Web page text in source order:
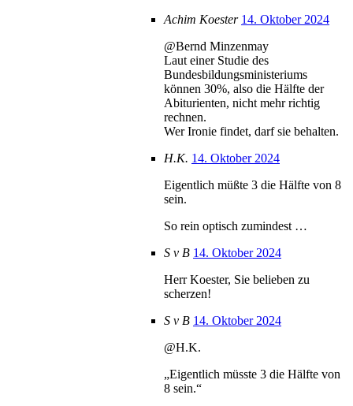
Achim Koester 14. Oktober 2024
@Bernd Minzenmay
Laut einer Studie des
Bundesbildungsministeriums
können 30%, also die Hälfte der
Abiturienten, nicht mehr richtig
rechnen.
Wer Ironie findet, darf sie behalten.
H.K. 14. Oktober 2024
Eigentlich müßte 3 die Hälfte von 8
sein.
So rein optisch zumindest …
S v B 14. Oktober 2024
Herr Koester, Sie belieben zu
scherzen!
S v B 14. Oktober 2024
@H.K.
„Eigentlich müsste 3 die Hälfte von
8 sein.“